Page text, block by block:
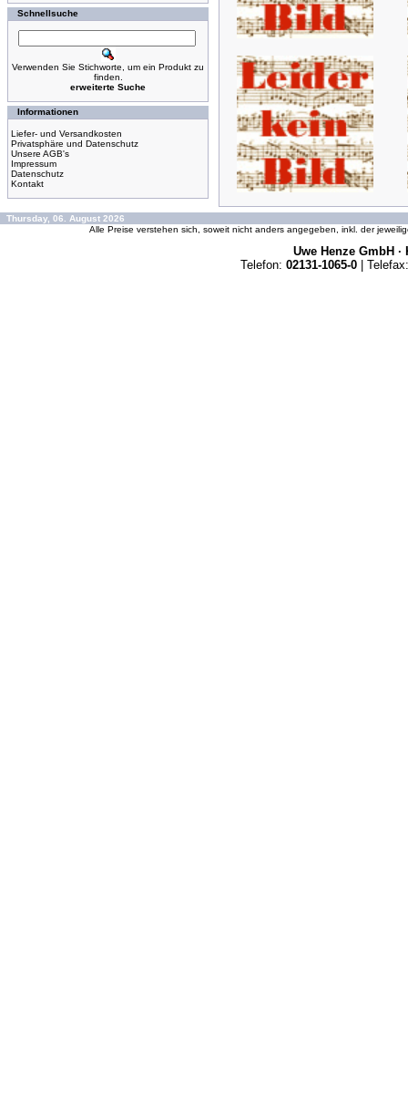
Schnellsuche
Verwenden Sie Stichworte, um ein Produkt zu
finden.
erweiterte Suche
Informationen
Liefer- und Versandkosten
Privatsphäre und Datenschutz
Unsere AGB's
Impressum
Datenschutz
Kontakt
Thursday, 06. August 2026
Alle Preise verstehen sich, soweit nicht anders angegeben, inkl. der
Uwe Henze GmbH ·
Telefon: 02131-1065-0 | Telefax: